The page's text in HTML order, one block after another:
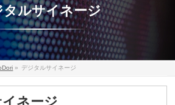
タルサイネージ
» デジタルサイネージ
ネージ